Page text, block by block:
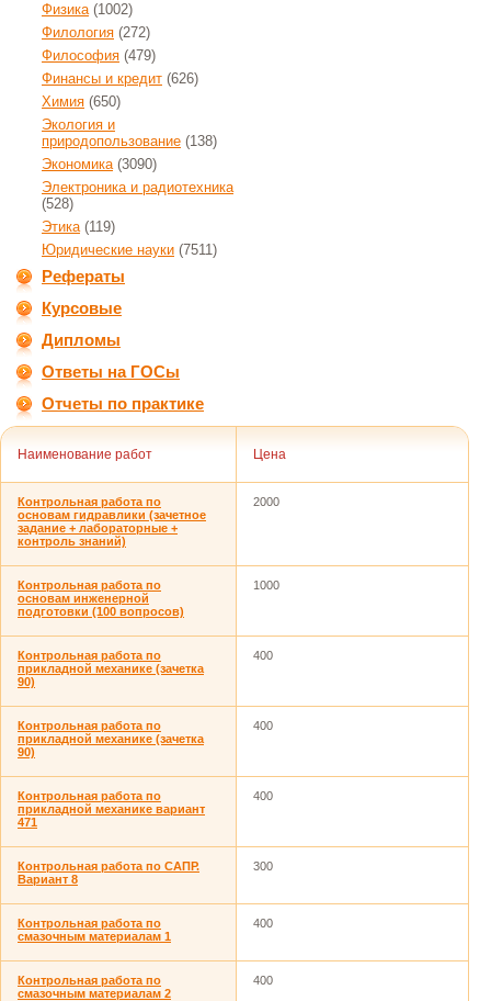
Физика(1002)
Филология (272)
Философия (479)
Финансы и кредит (626)
Химия (650)
Экология и
природопользование (138)
Экономика(3090)
Электроника и радиотехника
(528)
Этика(119)
Юридические науки (7511)
Рефераты
Курсовые
Дипломы
Ответы на ГОСы
Отчеты по практике
Наименование работ Цена
Контрольная работа по
основам гидравлики (зачетное
задание + лабораторные +
контроль знаний)
2000
Контрольная работа по
основам инженерной
подготовки (100 вопросов)
1000
Контрольная работа по
прикладной механике (зачетка
90)
400
Контрольная работа по
прикладной механике (зачетка
90)
400
Контрольная работа по
прикладной механике вариант
471
400
Контрольная работа по САПР.
Вариант 8
300
Контрольная работа по
смазочным материалам 1
400
Контрольная работа по
смазочным материалам 2
400